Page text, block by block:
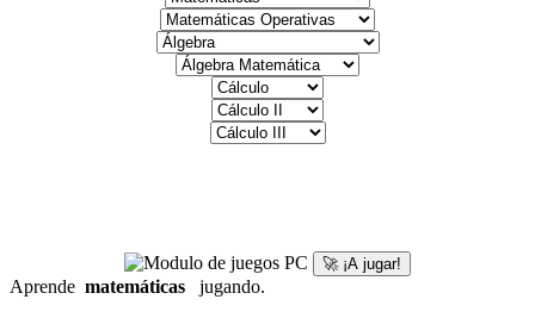
🚀 ¡A jugar!
Aprende matemáticas jugando.